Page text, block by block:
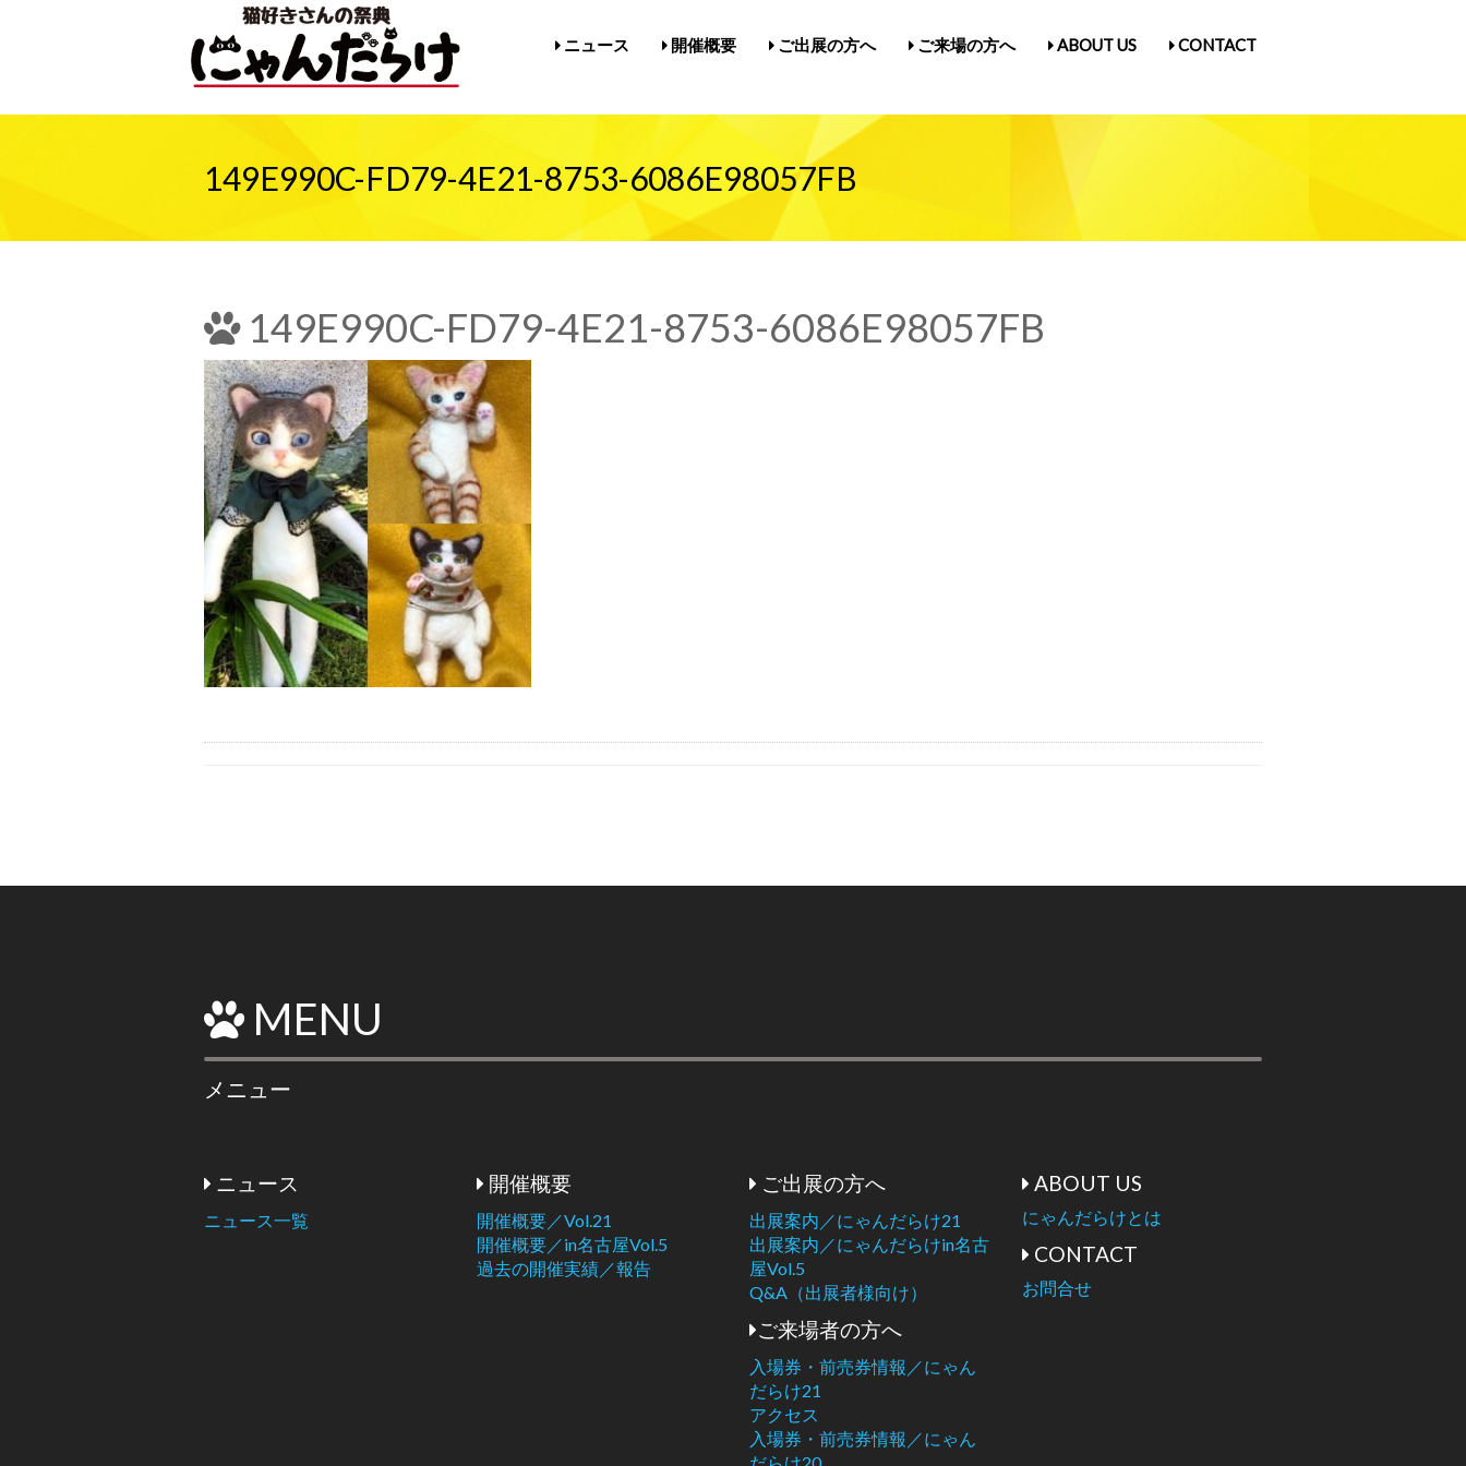
ニュース 開催概要 ご出展の方へ ご来場の方へ ABOUT US CONTACT
149E990C-FD79-4E21-8753-6086E98057FB
149E990C-FD79-4E21-8753-6086E98057FB
MENU
メニュー
ニュース
ニュース一覧
開催概要
開催概要／Vol.21
開催概要／in名古屋Vol.5
過去の開催実績／報告
ご出展の方へ
出展案内／にゃんだらけ21
出展案内／にゃんだらけin名古
屋Vol.5
Q&A（出展者様向け）
ご来場者の方へ
入場券・前売券情報／にゃん
だらけ21
アクセス
入場券・前売券情報／にゃん
ABOUT US
にゃんだらけとは
CONTACT
お問合せ